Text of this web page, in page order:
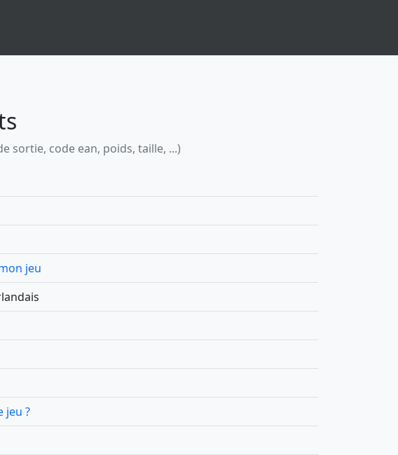
sortie, code ean, poids, taille, ...)
jeu
jeu ?